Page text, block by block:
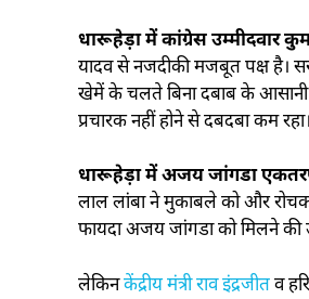
धारूहेड़ा में कांग्रेस उम्मीदवार
यादव से नजदीकी मजबूत पक्ष है।
खेमें के चलते बिना दबाब के आसानी
प्रचारक नहीं होने से दबदबा कम रहा।
धारूहेड़ा में अजय जांगडा
लाल लांबा ने मुकाबले को और रोचक
फायदा अजय जांगडा को मिलने की
लेकिनकेंद्रीय मंत्री राव इंद्रजीतव